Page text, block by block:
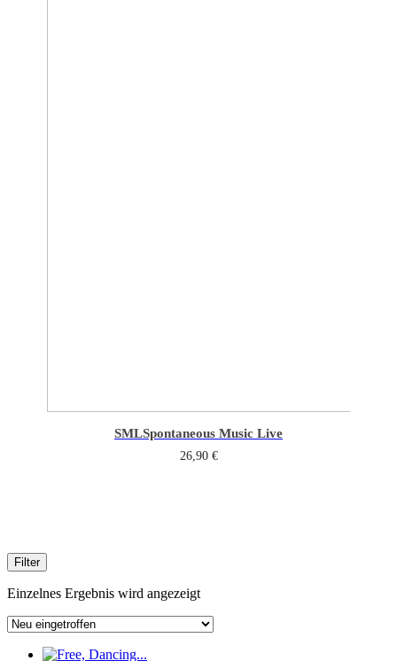
SMLSpontaneous Music Live
26,90 €
Filter
Einzelnes Ergebnis wird angezeigt